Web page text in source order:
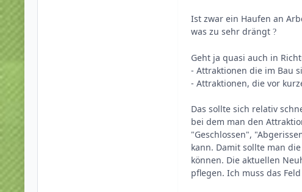
Ist zwar ein Haufen an
was zu sehr drängt ?
Geht ja quasi auch in
- Attraktionen die im Bau
- Attraktionen, die vor
Das sollte sich relativ
bei dem man den
"Geschlossen",
kann. Damit sollte man
können. Die aktuellen
pflegen. Ich muss das